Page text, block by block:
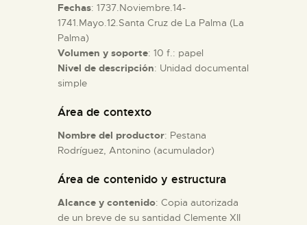
Fechas: 1737.Noviembre.14-
1741.Mayo.12.Santa Cruz de La Palma (La
Palma)
Volumen y soporte: 10 f.: papel
Nivel de descripción: Unidad documental
simple
Área de contexto
Nombre del productor: Pestana
Rodríguez, Antonino (acumulador)
Área de contenido y estructura
Alcance y contenido: Copia autorizada
de un breve de su santidad Clemente XII